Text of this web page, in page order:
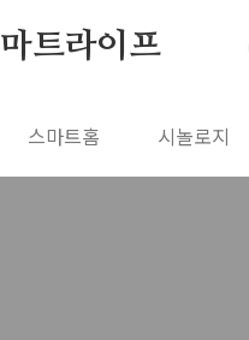
트라이프
스마트홈 시놀로지